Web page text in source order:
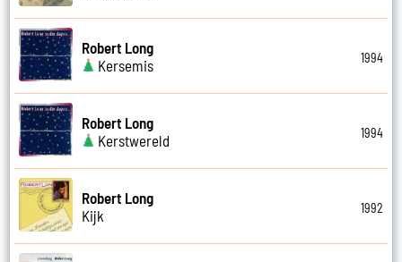
Robert Long
Kersemis
1994
Robert Long
Kerstwereld
1994
Robert Long
Kijk
1992